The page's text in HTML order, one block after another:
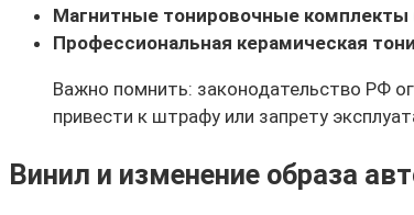
Магнитные тонировочные комплекты
Профессиональная керамическая
Важно помнить: законодательство РФ
привести к штрафу или запрету
Винил и изменение образа